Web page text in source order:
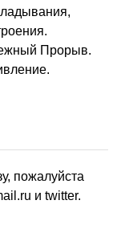
Прорыв.
пожалуйста
и twitter.